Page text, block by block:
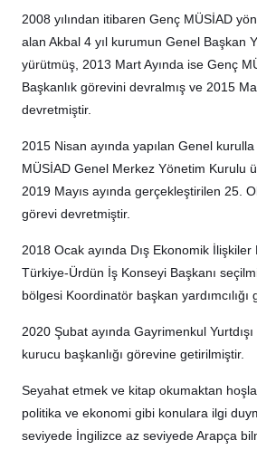
2008 yılından itibaren Genç MÜSİAD
alan Akbal 4 yıl kurumun Genel Başkan
yürütmüş, 2013 Mart Ayında ise Genç
Başkanlık görevini devralmış ve 2015
devretmiştir.
2015 Nisan ayında yapılan Genel
MÜSİAD Genel Merkez Yönetim Kurulu
2019 Mayıs ayında gerçekleştirilen 25.
görevi devretmiştir.
2018 Ocak ayında Dış Ekonomik İlişkiler
Türkiye-Ürdün İş Konseyi Başkanı
bölgesi Koordinatör başkan yardımcılığı
2020 Şubat ayında Gayrimenkul Yurtdışı
kurucu başkanlığı görevine getirilmiştir.
Seyahat etmek ve kitap okumaktan
politika ve ekonomi gibi konulara ilgi
seviyede İngilizce az seviyede Arapça